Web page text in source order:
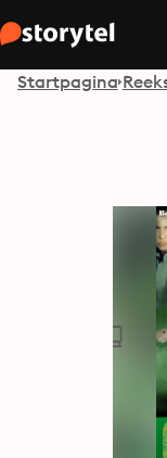
Startpagina